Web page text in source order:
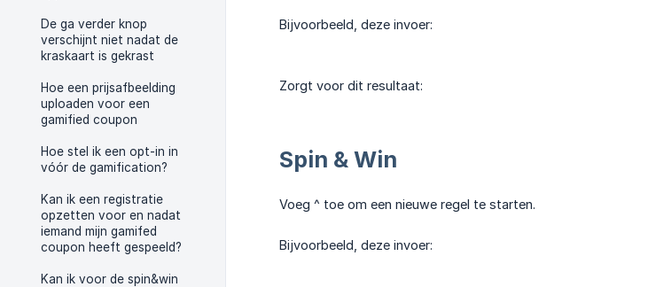
De ga verder knop
verschijnt niet nadat de
kraskaart is gekrast
Hoe een prijsafbeelding
uploaden voor een
gamified coupon
Hoe stel ik een opt-in in
vóór de gamification?
Kan ik een registratie
opzetten voor en nadat
iemand mijn gamifed
coupon heeft gespeeld?
Kan ik voor de spin&win
Bijvoorbeeld, deze invoer:
Zorgt voor dit resultaat:
Spin & Win
Voeg ^ toe om een nieuwe regel te starten.
Bijvoorbeeld, deze invoer: